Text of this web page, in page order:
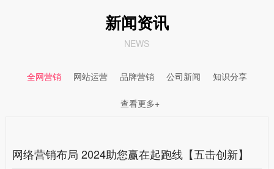
新闻资讯
NEWS
全网营销 网站运营 品牌营销 公司新闻 知识分享
查看更多+
网络营销布局 2024助您赢在起跑线【五击创新】